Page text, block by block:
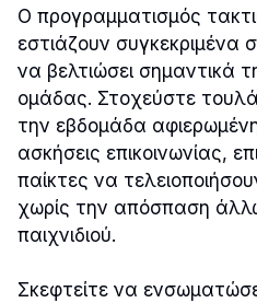
Ο προγραμματισμός
εστιάζουν συγκεκριμένα
να βελτιώσει σημαντικά
ομάδας. Στοχεύστε
την εβδομάδα
ασκήσεις επικοινωνίας,
παίκτες να
χωρίς την απόσπαση
παιχνιδιού.
Σκεφτείτε να